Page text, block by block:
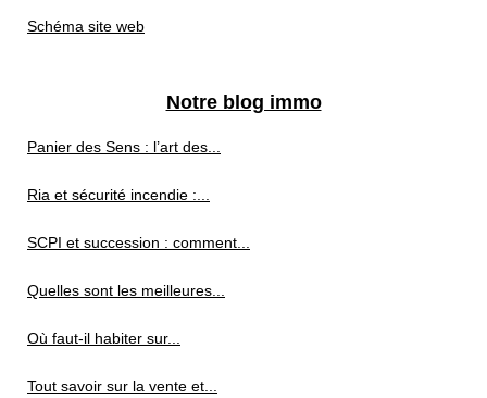
Schéma site web
Notre blog immo
Panier des Sens : l’art des...
Ria et sécurité incendie :...
SCPI et succession : comment...
Quelles sont les meilleures...
Où faut-il habiter sur...
Tout savoir sur la vente et...